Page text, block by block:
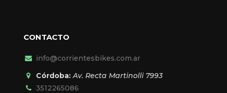
CONTACTO
info@corrientesbikes.com.ar
Córdoba: Av. Recta Martinolli 7993
3512265086